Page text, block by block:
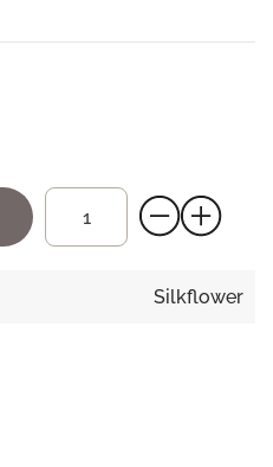
Silkflower